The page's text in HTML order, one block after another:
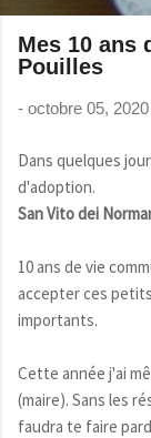
Mes 10 ans
Pouilles
- octobre 05, 2020
Dans quelques
d'adoption.
San Vito dei
10 ans de vie
accepter ces
importants.
Cette année j'ai
(maire). Sans les
faudra te faire